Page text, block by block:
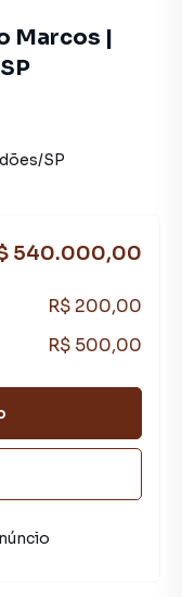
Marcos |
/SP
540.000,00
R$ 200,00
R$ 500,00